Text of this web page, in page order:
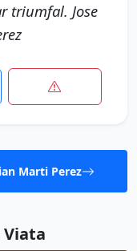
triumfal. Jose
Marti Perez